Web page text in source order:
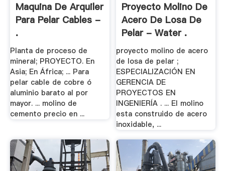
Maquina De Arquiler
Para Pelar Cables -
.
Planta de proceso de
mineral; PROYECTO. En
Asia; En África; ... Para
pelar cable de cobre ó
aluminio barato al por
mayor. ... molino de
cemento precio en ...
Proyecto Molino De
Acero De Losa De
Pelar - Water .
proyecto molino de acero
de losa de pelar ;
ESPECIALIZACIÓN EN
GERENCIA DE
PROYECTOS EN
INGENIERÍA . ... El molino
esta construido de acero
inoxidable, ...